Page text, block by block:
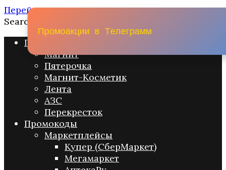
Перейти к содержанию
Search for:
Промо акции
Магнит
Пятерочка
Магнит-Косметик
Лента
АЗС
Перекресток
Промокоды
Маркетплейсы
Купер (СберМаркет)
Мегамаркет
Промоакции в Телеграмм